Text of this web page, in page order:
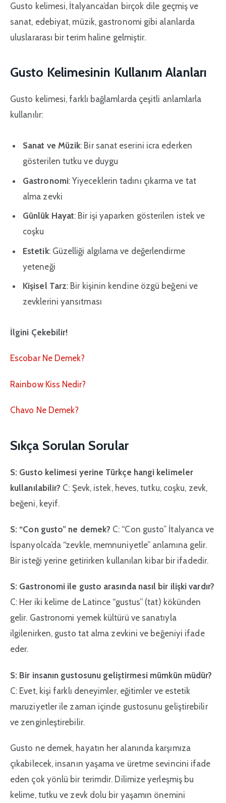
Gusto kelimesi, İtalyanca’dan birçok dile geçmiş ve
sanat, edebiyat, müzik, gastronomi gibi alanlarda
uluslararası bir terim haline gelmiştir.
Gusto Kelimesinin Kullanım Alanları
Gusto kelimesi, farklı bağlamlarda çeşitli anlamlarla
kullanılır:
Sanat ve Müzik: Bir sanat eserini icra ederken
gösterilen tutku ve duygu
Gastronomi: Yiyeceklerin tadını çıkarma ve tat
alma zevki
Günlük Hayat: Bir işi yaparken gösterilen istek ve
coşku
Estetik: Güzelliği algılama ve değerlendirme
yeteneği
Kişisel Tarz: Bir kişinin kendine özgü beğeni ve
zevklerini yansıtması
İlgini Çekebilir!
Escobar Ne Demek?
Rainbow Kiss Nedir?
Chavo Ne Demek?
Sıkça Sorulan Sorular
S: Gusto kelimesi yerine Türkçe hangi kelimeler
kullanılabilir? C: Şevk, istek, heves, tutku, coşku, zevk,
beğeni, keyif.
S: “Con gusto” ne demek? C: “Con gusto” İtalyanca ve
İspanyolca’da “zevkle, memnuniyetle” anlamına gelir.
Bir isteği yerine getirirken kullanılan kibar bir ifadedir.
S: Gastronomi ile gusto arasında nasıl bir ilişki vardır?
C: Her iki kelime de Latince “gustus” (tat) kökünden
gelir. Gastronomi yemek kültürü ve sanatıyla
ilgilenirken, gusto tat alma zevkini ve beğeniyi ifade
eder.
S: Bir insanın gustosunu geliştirmesi mümkün müdür?
C: Evet, kişi farklı deneyimler, eğitimler ve estetik
maruziyetler ile zaman içinde gustosunu geliştirebilir
ve zenginleştirebilir.
Gusto ne demek, hayatın her alanında karşımıza
çıkabilecek, insanın yaşama ve üretme sevincini ifade
eden çok yönlü bir terimdir. Dilimize yerleşmiş bu
kelime, tutku ve zevk dolu bir yaşamın önemini